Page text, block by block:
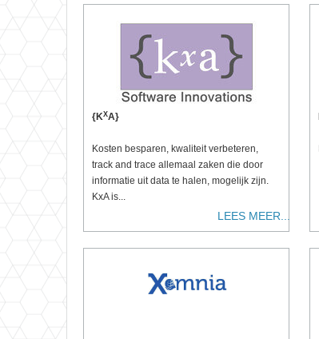
{KXA}
Kosten besparen, kwaliteit verbeteren,
track and trace allemaal zaken die door
informatie uit data te halen, mogelijk zijn.
KxA is...
LEES MEER...